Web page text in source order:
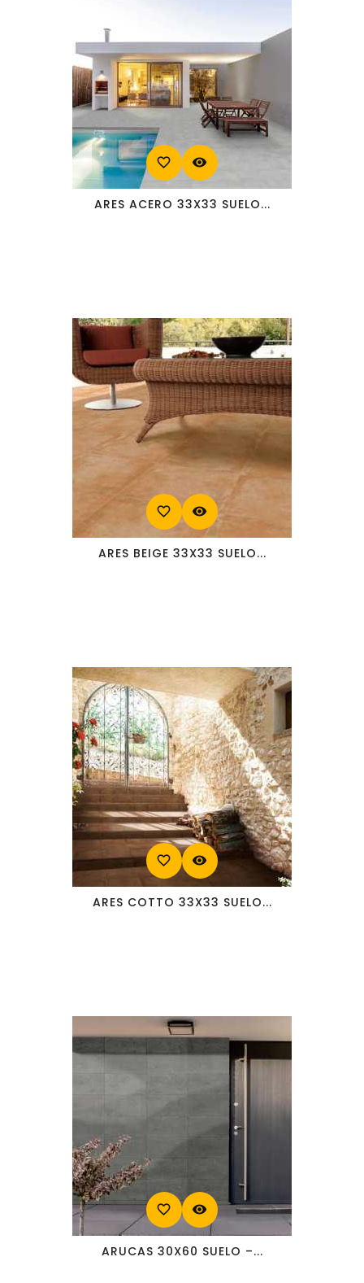
favorite_border visibility
ARES ACERO 33X33 SUELO...
favorite_border visibility
ARES BEIGE 33X33 SUELO...
favorite_border visibility
ARES COTTO 33X33 SUELO...
favorite_border visibility
ARUCAS 30X60 SUELO –...